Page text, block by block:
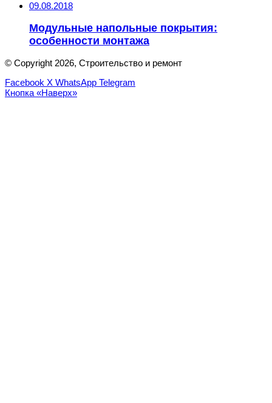
09.08.2018
Модульные напольные покрытия:
особенности монтажа
© Copyright 2026, Строительство и ремонт
Facebook X WhatsApp Telegram
Кнопка «Наверх»